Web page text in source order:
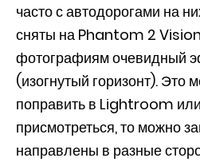
часто с автодорогами на
сняты на Phantom 2
фотографиям очевидный
(изогнутый горизонт). Это
поправить в Lightroom
присмотреться, то можно
направлены в разные